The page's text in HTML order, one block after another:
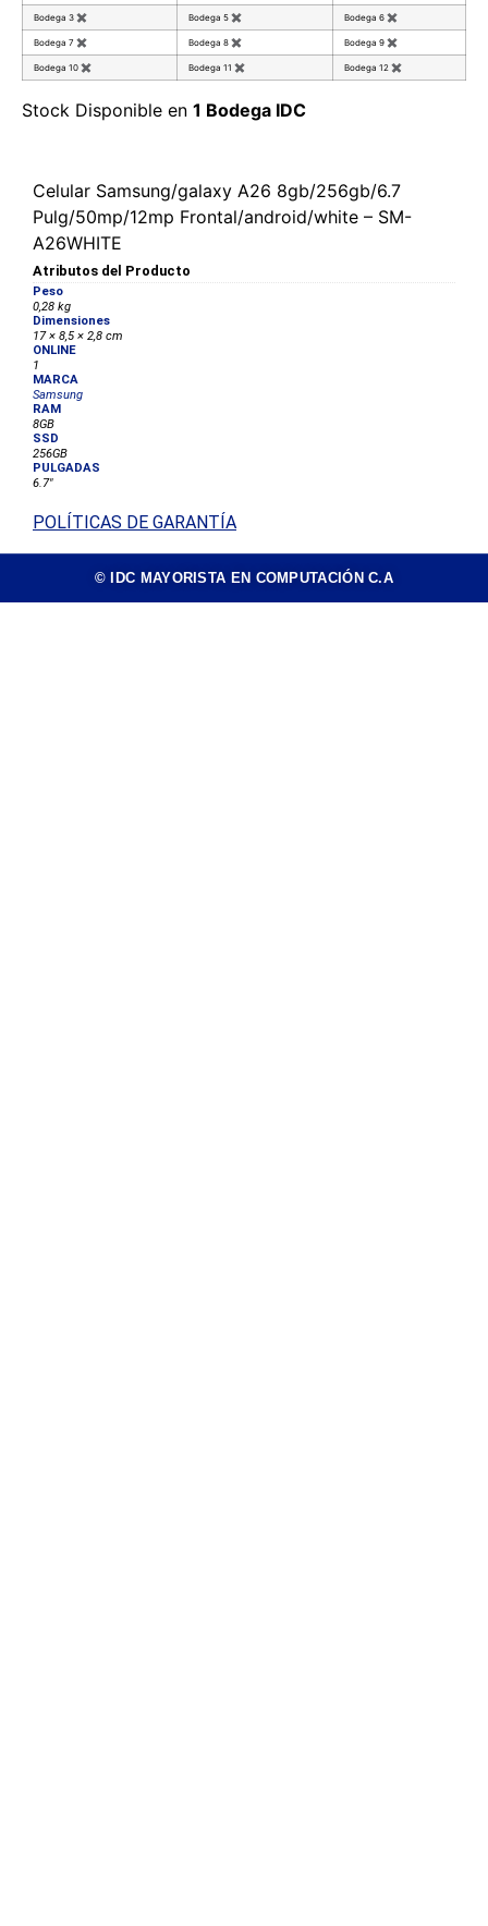
Bodega 3 ✖ Bodega 5 ✖ Bodega 6 ✖
Bodega 7 ✖ Bodega 8 ✖ Bodega 9 ✖
Bodega 10 ✖ Bodega 11 ✖ Bodega 12 ✖
Stock Disponible en 1 Bodega IDC
Celular Samsung/galaxy A26 8gb/256gb/6.7
Pulg/50mp/12mp Frontal/android/white – SM-
A26WHITE
Atributos del Producto
Peso
0,28 kg
Dimensiones
17 × 8,5 × 2,8 cm
ONLINE
1
MARCA
Samsung
RAM
8GB
SSD
256GB
PULGADAS
6.7"
POLÍTICAS DE GARANTÍA
© IDC MAYORISTA EN COMPUTACIÓN C.A